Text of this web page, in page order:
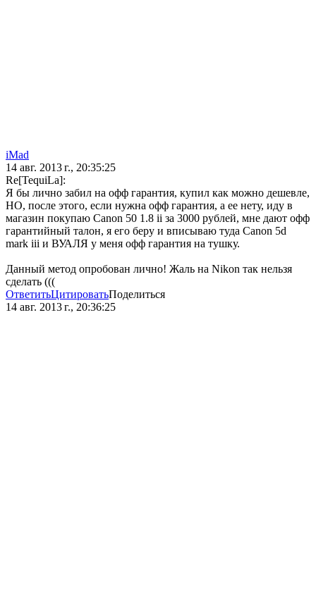
iMad
14 авг. 2013 г., 20:35:25
Re[TequiLa]:
Я бы лично забил на офф гарантия, купил как можно дешевле,
НО, после этого, если нужна офф гарантия, а ее нету, иду в
магазин покупаю Canon 50 1.8 ii за 3000 рублей, мне дают офф
гарантийный талон, я его беру и вписываю туда Canon 5d
mark iii и ВУАЛЯ у меня офф гарантия на тушку.
Данный метод опробован лично! Жаль на Nikon так нельзя
сделать (((
ОтветитьЦитироватьПоделиться
14 авг. 2013 г., 20:36:25